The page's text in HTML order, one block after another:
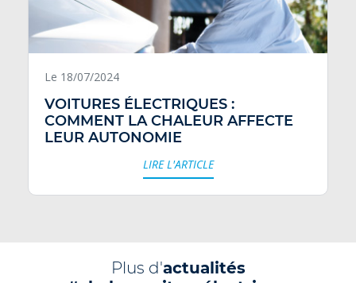
Le 18/07/2024
VOITURES ÉLECTRIQUES :
COMMENT LA CHALEUR AFFECTE
LEUR AUTONOMIE
LIRE L'ARTICLE
Plus d'actualités